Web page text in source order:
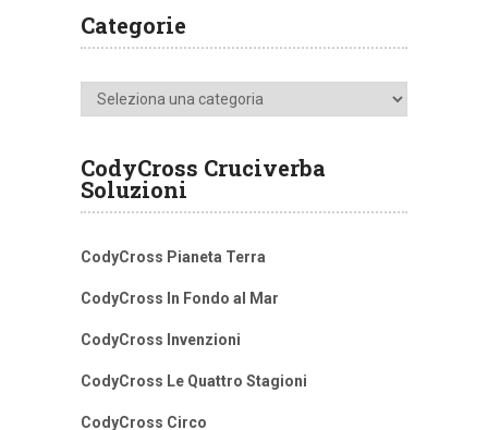
Categorie
Categorie
CodyCross Cruciverba
Soluzioni
CodyCross Pianeta Terra
CodyCross In Fondo al Mar
CodyCross Invenzioni
CodyCross Le Quattro Stagioni
CodyCross Circo